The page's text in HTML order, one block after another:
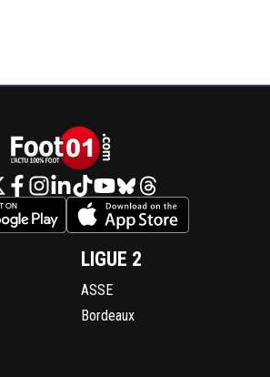
LIGUE 2
ASSE
Bordeaux